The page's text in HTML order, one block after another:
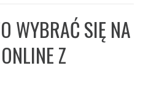
WYBRAĆ SIĘ NA
Z